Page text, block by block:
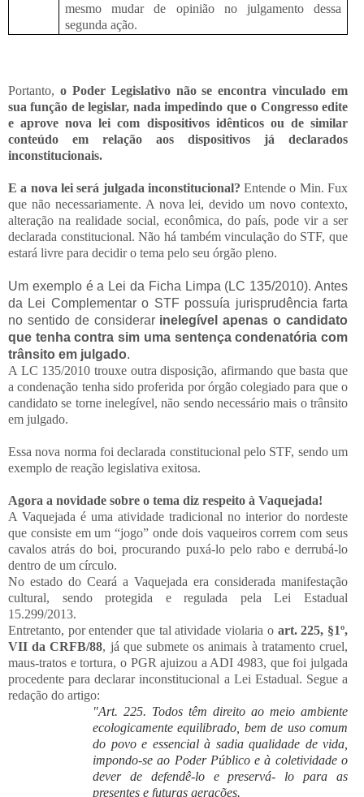
mesmo mudar de opinião no julgamento dessa
segunda ação.
Portanto, o Poder Legislativo não se encontra vinculado em
sua função de legislar, nada impedindo que o Congresso edite
e aprove nova lei com dispositivos idênticos ou de similar
conteúdo em relação aos dispositivos já declarados
inconstitucionais.
E a nova lei será julgada inconstitucional? Entende o Min. Fux
que não necessariamente. A nova lei, devido um novo contexto,
alteração na realidade social, econômica, do país, pode vir a ser
declarada constitucional. Não há também vinculação do STF, que
estará livre para decidir o tema pelo seu órgão pleno.
Um exemplo é a Lei da Ficha Limpa (LC 135/2010). Antes
da Lei Complementar o STF possuía jurisprudência farta
no sentido de considerar inelegível apenas o candidato
que tenha contra sim uma sentença condenatória com
trânsito em julgado.
A LC 135/2010 trouxe outra disposição, afirmando que basta que
a condenação tenha sido proferida por órgão colegiado para que o
candidato se torne inelegível, não sendo necessário mais o trânsito
em julgado.
Essa nova norma foi declarada constitucional pelo STF, sendo um
exemplo de reação legislativa exitosa.
Agora a novidade sobre o tema diz respeito à Vaquejada!
A Vaquejada é uma atividade tradicional no interior do nordeste
que consiste em um “jogo” onde dois vaqueiros correm com seus
cavalos atrás do boi, procurando puxá-lo pelo rabo e derrubá-lo
dentro de um círculo.
No estado do Ceará a Vaquejada era considerada manifestação
cultural, sendo protegida e regulada pela Lei Estadual
15.299/2013.
Entretanto, por entender que tal atividade violaria o art. 225, §1º,
VII da CRFB/88, já que submete os animais à tratamento cruel,
maus-tratos e tortura, o PGR ajuizou a ADI 4983, que foi julgada
procedente para declarar inconstitucional a Lei Estadual. Segue a
redação do artigo:
"Art. 225. Todos têm direito ao meio ambiente
ecologicamente equilibrado, bem de uso comum
do povo e essencial à sadia qualidade de vida,
impondo-se ao Poder Público e à coletividade o
dever de defendê-lo e preservá- lo para as
presentes e futuras gerações.